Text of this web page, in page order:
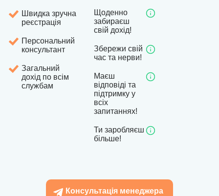
Швидка зручна
реєстрація
Персональний
консультант
Загальний
дохід по всім
службам
Щоденно
забираєш
свій дохід!
Збережи свій
час та нерви!
Маєш
відповіді та
підтримку у
всіх
запитаннях!
Ти заробляєш
більше!
Консультація менеджера